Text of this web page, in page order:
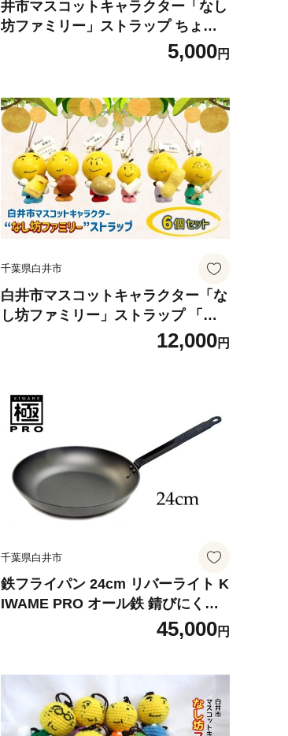
井市マスコットキャラクター「なし
坊ファミリー」ストラップ ちょう
じゅうろうとたか 「健康長寿」2個
5,000円
千葉県白井市
白井市マスコットキャラクター「な
し坊ファミリー」ストラップ 「家
12,000円
千葉県白井市
鉄フライパン 24cm リバーライト K
IWAME PRO オール鉄 錆びにくい
焦げ付きにくい お手入れ簡単 フラ
45,000円